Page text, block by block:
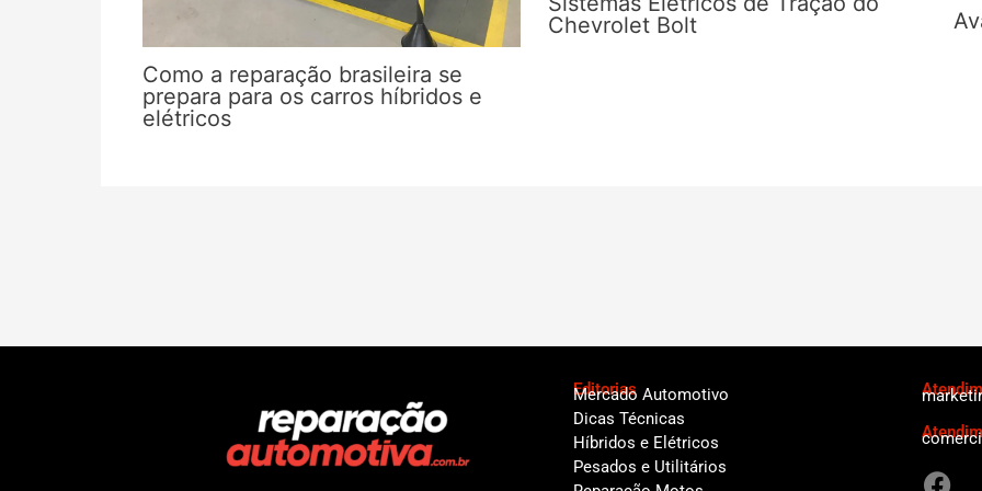
Como a reparação brasileira se
prepara para os carros híbridos e
elétricos
Chevrolet Bolt
Editorias
Mercado Automotivo
Dicas Técnicas
Híbridos e Elétricos
Pesados e Utilitários
F